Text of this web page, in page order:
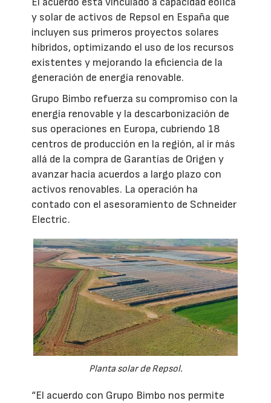
y solar de activos de Repsol en España que
incluyen sus primeros proyectos solares
híbridos, optimizando el uso de los recursos
existentes y mejorando la eficiencia de la
generación de energía renovable.
Grupo Bimbo refuerza su compromiso con la
energía renovable y la descarbonización de
sus operaciones en Europa, cubriendo 18
centros de producción en la región, al ir más
allá de la compra de Garantías de Origen y
avanzar hacia acuerdos a largo plazo con
activos renovables. La operación ha
contado con el asesoramiento de Schneider
Electric.
Planta solar de Repsol.
“El acuerdo con Grupo Bimbo nos permite